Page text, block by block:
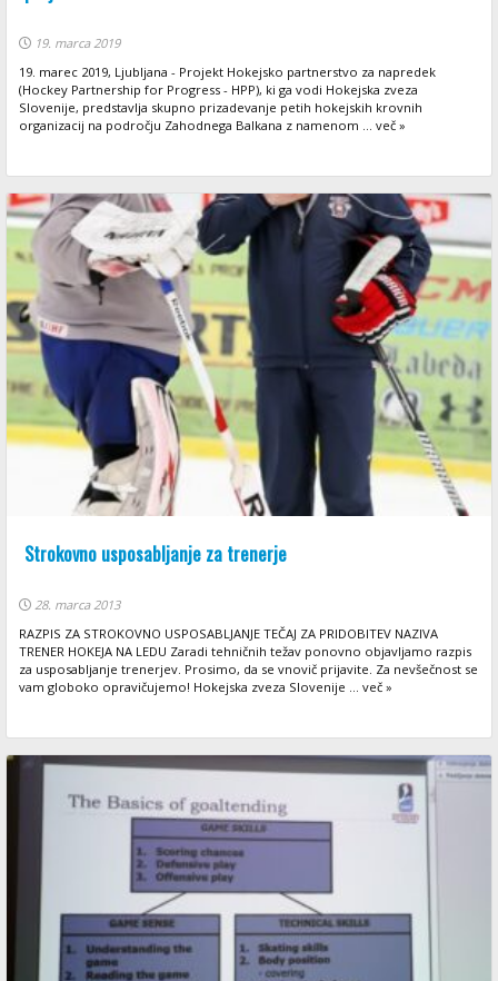
19. marca 2019
19. marec 2019, Ljubljana - Projekt Hokejsko partnerstvo za napredek
(Hockey Partnership for Progress - HPP), ki ga vodi Hokejska zveza
Slovenije, predstavlja skupno prizadevanje petih hokejskih krovnih
organizacij na področju Zahodnega Balkana z namenom ... več »
Strokovno usposabljanje za trenerje
28. marca 2013
RAZPIS ZA STROKOVNO USPOSABLJANJE TEČAJ ZA PRIDOBITEV NAZIVA
TRENER HOKEJA NA LEDU Zaradi tehničnih težav ponovno objavljamo razpis
za usposabljanje trenerjev. Prosimo, da se vnovič prijavite. Za nevšečnost se
vam globoko opravičujemo! Hokejska zveza Slovenije ... več »